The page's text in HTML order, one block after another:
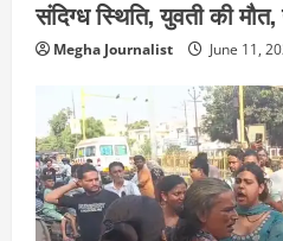
संदिग्ध स्थिति, युवती की
Megha Journalist June 11,